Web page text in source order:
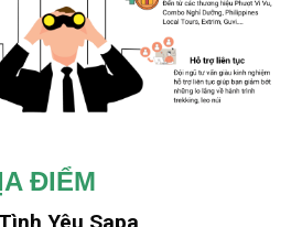
ĐIỂM
Yêu Sapa